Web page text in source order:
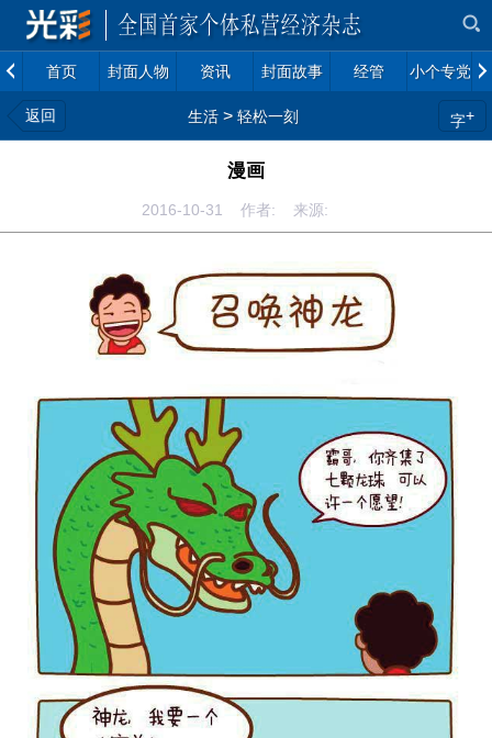
首页 封面人物 资讯 封面故事 经管 小个专党建
返回 生活 > 轻松一刻 字+
漫画
2016-10-31 作者: 来源: